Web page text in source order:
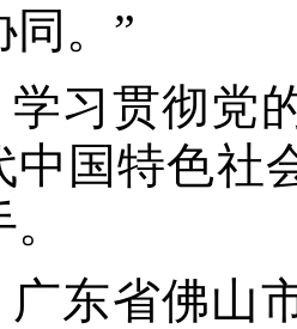
同。”
学习贯彻党
中国特色社
广东省佛山